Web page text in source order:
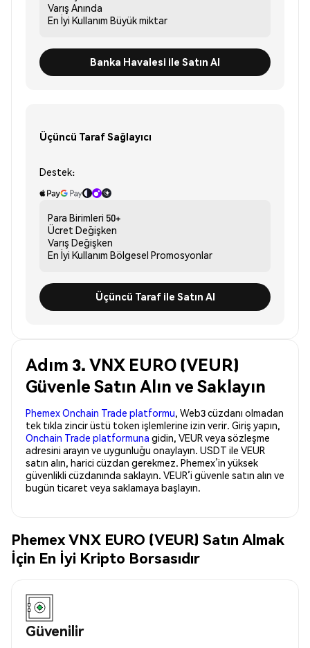
Varış Anında
En İyi Kullanım Büyük miktar
Banka Havalesi ile Satın Al
Üçüncü Taraf Sağlayıcı
Destek:
Para Birimleri 50+
Ücret Değişken
Varış Değişken
En İyi Kullanım Bölgesel Promosyonlar
Üçüncü Taraf ile Satın Al
Adım 3. VNX EURO (VEUR)
Güvenle Satın Alın ve Saklayın
Phemex Onchain Trade platformu, Web3 cüzdanı olmadan
tek tıkla zincir üstü token işlemlerine izin verir. Giriş yapın,
Onchain Trade platformuna gidin, VEUR veya sözleşme
adresini arayın ve uygunluğu onaylayın. USDT ile VEUR
satın alın, harici cüzdan gerekmez. Phemex’in yüksek
güvenlikli cüzdanında saklayın. VEUR’i güvenle satın alın ve
bugün ticaret veya saklamaya başlayın.
Phemex VNX EURO (VEUR) Satın Almak
İçin En İyi Kripto Borsasıdır
Güvenilir